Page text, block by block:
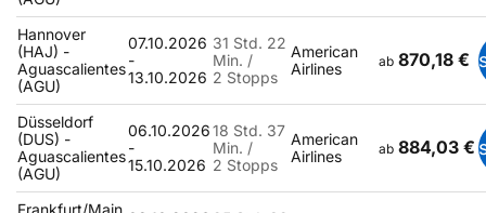
Hannover
(HAJ) -
Aguascalientes
(AGU)
07.10.2026
-
13.10.2026
31 Std. 22
Min. /
2 Stopps
American
Airlines
ab 870,18 €
Düsseldorf
(DUS) -
Aguascalientes
(AGU)
06.10.2026
-
15.10.2026
18 Std. 37
Min. /
2 Stopps
American
Airlines
ab 884,03 €
Frankfurt/Main